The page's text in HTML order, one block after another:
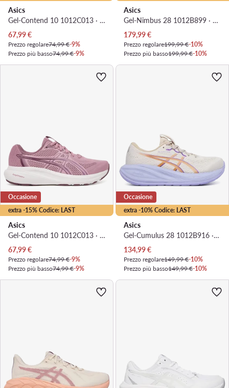
Asics
Gel-Contend 10 1012C013 · Scarpe running
Prezzo attuale
67,99€
Prezzo regolare74,99 €-9%
Prezzo più basso74,99 €-9%
Asics
Gel-Nimbus 28 1012B899 · Scarpe running
Prezzo attuale
179,99€
Prezzo regolare199,99 €-10%
Prezzo più basso199,99 €-10%
extra -15% Codice: LAST
Occasione
Asics
Gel-Contend 10 1012C013 · Scarpe running
Prezzo attuale
67,99€
Prezzo regolare74,99 €-9%
Prezzo più basso74,99 €-9%
extra -10% Codice: LAST
Occasione
Asics
Gel-Cumulus 28 1012B916 · Scarpe running
Prezzo attuale
134,99€
Prezzo regolare149,99 €-10%
Prezzo più basso149,99 €-10%